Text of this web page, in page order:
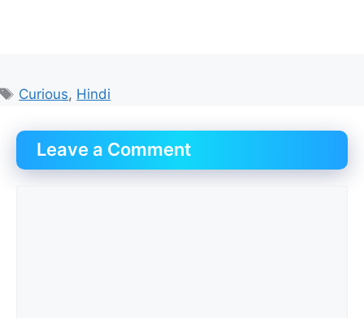
Tags
Curious, Hindi
Leave a Comment